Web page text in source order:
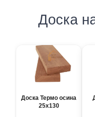
Доска
Доска Термо осина
25х130